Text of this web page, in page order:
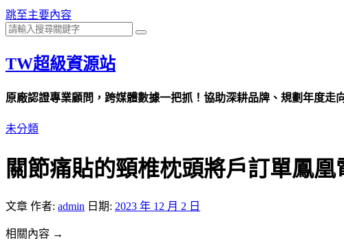
跳至主要內容
TW超級資源站
原廠認證專業顧問，跨媒體數據一把抓！協助深耕品牌、規劃年度走
未分類
關節痛貼的頸椎枕頭將戶訂單鳳
文章 作者: admin 日期: 2023 年 12 月 2 日
相關內容 →